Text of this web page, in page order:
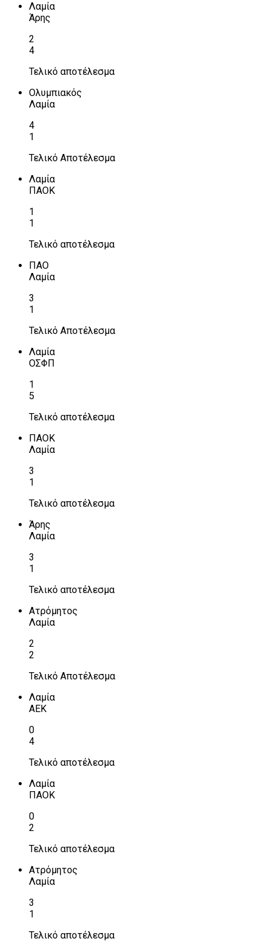
Λαμία
Άρης
2
4
Τελικό αποτέλεσμα
Ολυμπιακός
Λαμία
4
1
Τελικό Αποτέλεσμα
Λαμία
ΠΑΟΚ
1
1
Τελικό αποτέλεσμα
ΠΑΟ
Λαμία
3
1
Τελικό Αποτέλεσμα
Λαμία
ΟΣΦΠ
1
5
Τελικό αποτέλεσμα
ΠΑΟΚ
Λαμία
3
1
Τελικό αποτέλεσμα
Άρης
Λαμία
3
1
Τελικό αποτέλεσμα
Ατρόμητος
Λαμία
2
2
Τελικό Αποτέλεσμα
Λαμία
ΑΕΚ
0
4
Τελικό αποτέλεσμα
Λαμία
ΠΑΟΚ
0
2
Τελικό αποτέλεσμα
Ατρόμητος
Λαμία
3
1
Τελικό αποτέλεσμα